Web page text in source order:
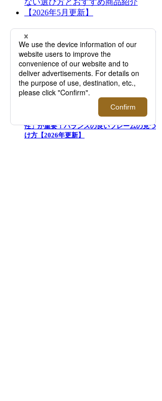
メンズ「日傘」徹底解説！失敗しない選び方
とおすすめ商品紹介【2026年5月更新】
似合うサングラスの選び方は「顔型との相
性」が重要！バランスの良いフレームの見つ
け方【2026年更新】